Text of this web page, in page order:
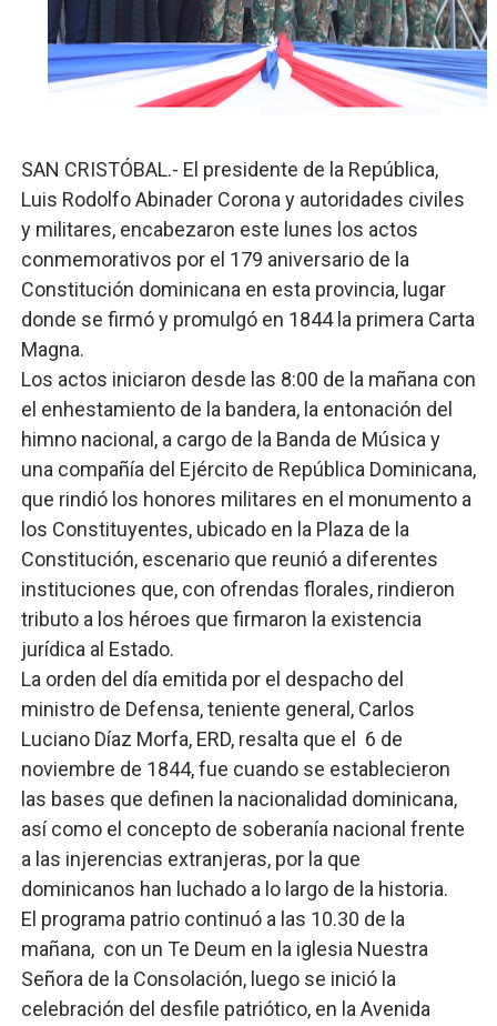
Banco Popular escala 17 posiciones en los mil
SNS y el SRSO actualizan Manual de Comunicación
DGPCF: 55 años sembrando desarrollo y
Operativo interagencial frena delitos ambientales y
SAN CRISTÓBAL.- El presidente de la República,
Luis Rodolfo Abinader Corona y autoridades civiles
y militares, encabezaron este lunes los actos
conmemorativos por el 179 aniversario de la
Constitución dominicana en esta provincia, lugar
donde se firmó y promulgó en 1844 la primera Carta
Magna.
Los actos iniciaron desde las 8:00 de la mañana con
el enhestamiento de la bandera, la entonación del
himno nacional, a cargo de la Banda de Música y
una compañía del Ejército de República Dominicana,
que rindió los honores militares en el monumento a
los Constituyentes, ubicado en la Plaza de la
Constitución, escenario que reunió a diferentes
instituciones que, con ofrendas florales, rindieron
tributo a los héroes que firmaron la existencia
jurídica al Estado.
La orden del día emitida por el despacho del
ministro de Defensa, teniente general, Carlos
Luciano Díaz Morfa, ERD, resalta que el 6 de
noviembre de 1844, fue cuando se establecieron
las bases que definen la nacionalidad dominicana,
así como el concepto de soberanía nacional frente
a las injerencias extranjeras, por la que
dominicanos han luchado a lo largo de la historia.
El programa patrio continuó a las 10.30 de la
mañana, con un Te Deum en la iglesia Nuestra
Señora de la Consolación, luego se inició la
celebración del desfile patriótico, en la Avenida